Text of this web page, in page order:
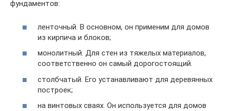
фундаментов:
ленточный. В основном, он применим для домов
из кирпича и блоков;
монолитный. Для стен из тяжелых материалов,
соответственно он самый дорогостоящий.
столбчатый. Его устанавливают для деревянных
построек;
на винтовых сваях. Он используется для домов